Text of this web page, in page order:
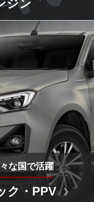
ジン
な国で活躍
ク・PPV